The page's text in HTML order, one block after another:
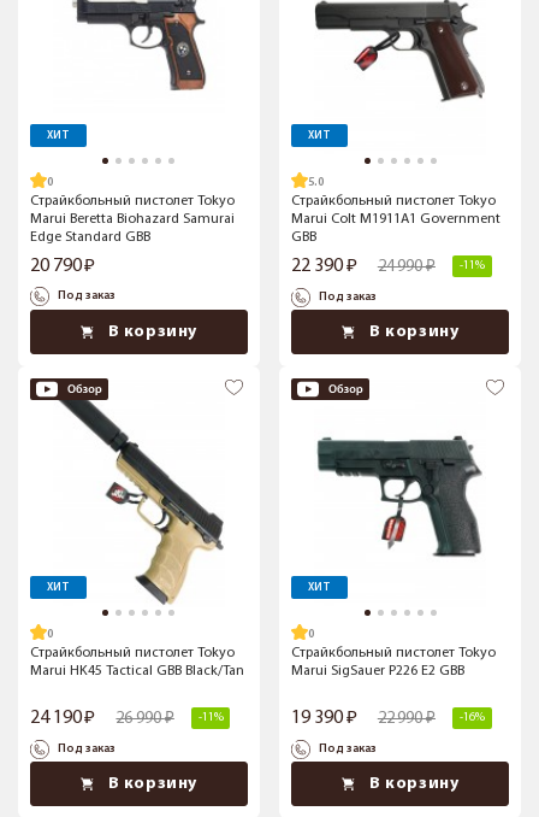
ХИТ
Страйкбольный пистолет Tokyo
Marui Beretta Biohazard Samurai
Edge Standard GBB
20 790
Под заказ
В корзину
ХИТ
5.0
Страйкбольный пистолет Tokyo
Marui Colt M1911A1 Government
GBB
22 390 24 990 -11%
Под заказ
В корзину
ХИТ
Страйкбольный пистолет Tokyo
Marui HK45 Tactical GBB Black/Tan
24 190 26 990 -11%
Под заказ
В корзину
ХИТ
Страйкбольный пистолет Tokyo
Marui SigSauer P226 E2 GBB
19 390 22 990 -16%
Под заказ
В корзину